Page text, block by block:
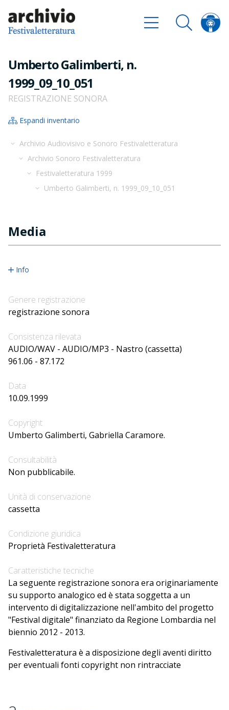
Umberto Galimberti, n.
1999_09_10_051
REGISTRAZIONE SONORA
Espandi inventario
Archivio Audiovisivo e Sonoro Festivaletteratura
Archivio Sonoro Festivaletteratura
Festivaletteratura 1999
Umberto Galimberti, n. 1999_09_10_051
Media
Info
Genere registrazione
registrazione sonora
Consistenza rilevata
AUDIO/WAV - AUDIO/MP3 - Nastro (cassetta)
961.06 - 87.172
Data
10.09.1999
Copyright
Umberto Galimberti, Gabriella Caramore.
Consultabilità
Non pubblicabile.
Unità di conservazione
cassetta
Condizione giuridica
Proprietà Festivaletteratura
Caratteristiche tecniche
La seguente registrazione sonora era originariamente
su supporto analogico ed è stata soggetta a un
intervento di digitalizzazione nell'ambito del progetto
"Festival digitale" finanziato da Regione Lombardia nel
biennio 2012 - 2013.
Festivaletteratura è a disposizione degli aventi diritto
per eventuali fonti copyright non rintracciate